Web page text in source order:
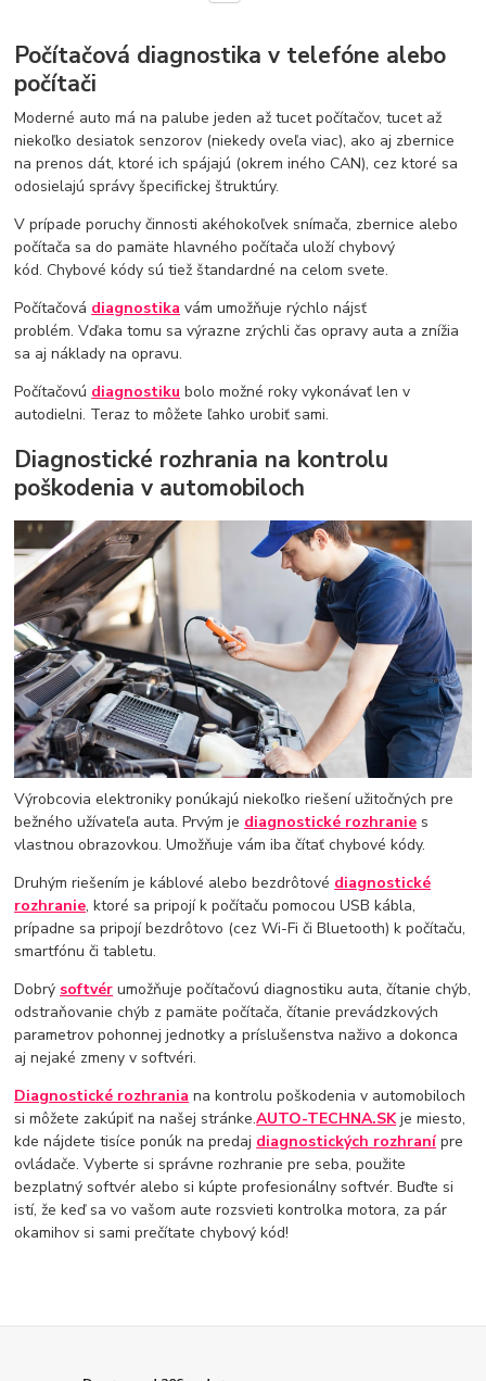
Počítačová diagnostika v telefóne alebo
počítači
Moderné auto má na palube jeden až tucet počítačov, tucet až
niekoľko desiatok senzorov (niekedy oveľa viac), ako aj zbernice
na prenos dát, ktoré ich spájajú (okrem iného CAN), cez ktoré sa
odosielajú správy špecifickej štruktúry.
V prípade poruchy činnosti akéhokoľvek snímača, zbernice alebo
počítača sa do pamäte hlavného počítača uloží chybový
kód. Chybové kódy sú tiež štandardné na celom svete.
Počítačová diagnostika vám umožňuje rýchlo nájsť
problém. Vďaka tomu sa výrazne zrýchli čas opravy auta a znížia
sa aj náklady na opravu.
Počítačovú diagnostiku bolo možné roky vykonávať len v
autodielni. Teraz to môžete ľahko urobiť sami.
Diagnostické rozhrania na kontrolu
poškodenia v automobiloch
Výrobcovia elektroniky ponúkajú niekoľko riešení užitočných pre
bežného užívateľa auta. Prvým je diagnostické rozhranie s
vlastnou obrazovkou. Umožňuje vám iba čítať chybové kódy.
Druhým riešením je káblové alebo bezdrôtové diagnostické
rozhranie, ktoré sa pripojí k počítaču pomocou USB kábla,
prípadne sa pripojí bezdrôtovo (cez Wi-Fi či Bluetooth) k počítaču,
smartfónu či tabletu.
Dobrý softvér umožňuje počítačovú diagnostiku auta, čítanie chýb,
odstraňovanie chýb z pamäte počítača, čítanie prevádzkových
parametrov pohonnej jednotky a príslušenstva naživo a dokonca
aj nejaké zmeny v softvéri.
Diagnostické rozhrania na kontrolu poškodenia v automobiloch
si môžete zakúpiť na našej stránke.AUTO-TECHNA.SKje miesto,
kde nájdete tisíce ponúk na predaj diagnostických rozhranípre
ovládače. Vyberte si správne rozhranie pre seba, použite
bezplatný softvér alebo si kúpte profesionálny softvér. Buďte si
istí, že keď sa vo vašom aute rozsvieti kontrolka motora, za pár
okamihov si sami prečítate chybový kód!